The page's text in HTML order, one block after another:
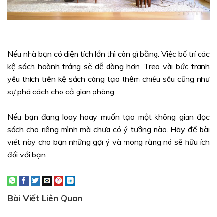
Nếu nhà bạn có diện tích lớn thì còn gì bằng. Việc bố trí các
kệ sách hoành tráng sẽ dễ dàng hơn. Treo vài bức tranh
yêu thích trên kệ sách càng tạo thêm chiều sâu cũng như
sự phá cách cho cả gian phòng.
Nếu bạn đang loay hoay muốn tạo một không gian đọc
sách cho riêng mình mà chưa có ý tưởng nào. Hãy để bài
viết này cho bạn những gợi ý và mong rằng nó sẽ hữu ích
đối với bạn.
Bài Viết Liên Quan